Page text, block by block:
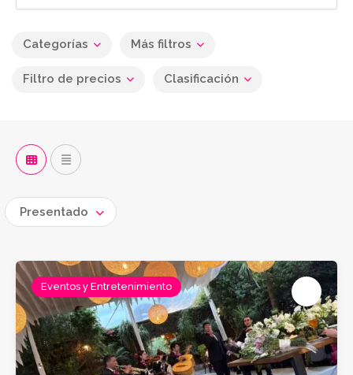
Categorías Más filtros
Filtro de precios Clasificación
Presentado
Eventos y Entretenimiento